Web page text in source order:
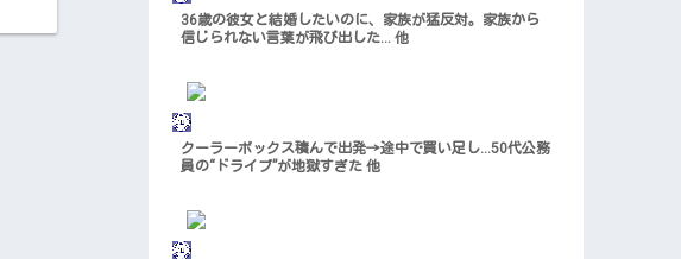
36歳の彼女と結婚したいのに、家族が猛反対。家族から
信じられない言葉が飛び出した… 他
クーラーボックス積んで出発→途中で買い足し…50代公務
員の“ドライブ”が地獄すぎた 他